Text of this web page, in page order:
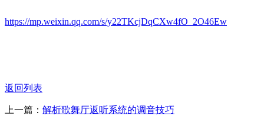
https://mp.weixin.qq.com/s/y22TKcjDqCXw4fO_2O46Ew
返回列表
上一篇： 解析歌舞厅返听系统的调音技巧